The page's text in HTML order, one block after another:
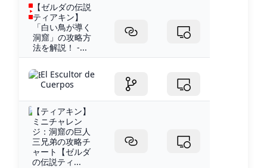
【ゼルダの伝説
ティアキン】
「白い鳥が導く
洞窟」の攻略方
法を解説！ -...
El Escultor de
Cuerpos
【ティアキン】
ミニチャレン
ジ：洞窟の巨人
三兄弟の攻略チ
ャート【ゼルダ
の伝説ティ...